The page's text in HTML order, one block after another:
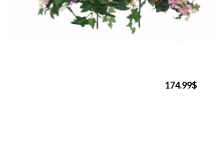
174.99$